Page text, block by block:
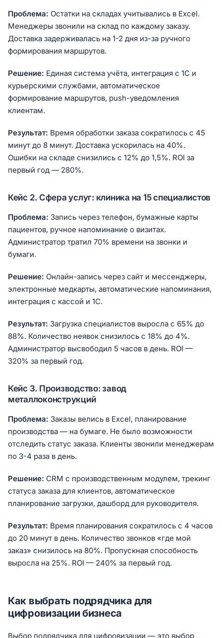
Проблема: Остатки на складах учитывались в Excel.
Менеджеры звонили на склад по каждому заказу.
Доставка задерживалась на 1-2 дня из-за ручного
формирования маршрутов.
Решение: Единая система учёта, интеграция с 1С и
курьерскими службами, автоматическое
формирование маршрутов, push-уведомления
клиентам.
Результат: Время обработки заказа сократилось с 45
минут до 8 минут. Доставка ускорилась на 40%.
Ошибки на складе снизились с 12% до 1,5%. ROI за
первый год — 280%.
Кейс 2. Сфера услуг: клиника на 15 специалистов
Проблема: Запись через телефон, бумажные карты
пациентов, ручное напоминание о визитах.
Администратор тратил 70% времени на звонки и
бумаги.
Решение: Онлайн-запись через сайт и мессенджеры,
электронные медкарты, автоматические напоминания,
интеграция с кассой и 1С.
Результат: Загрузка специалистов выросла с 65% до
88%. Количество неявок снизилось с 18% до 4%.
Администратор высвободил 5 часов в день. ROI —
320% за первый год.
Кейс 3. Производство: завод
металлоконструкций
Проблема: Заказы велись в Excel, планирование
производства — на бумаге. Не было возможности
отследить статус заказа. Клиенты звонили менеджерам
по 3-4 раза в день.
Решение: CRM с производственным модулем, трекинг
статуса заказа для клиентов, автоматическое
планирование загрузки, дашборд для руководителя.
Результат: Время планирования сократилось с 4 часов
до 20 минут в день. Количество звонков «где мой
заказ» снизилось на 80%. Пропускная способность
выросла на 25%. ROI — 240% за первый год.
Как выбрать подрядчика для
цифровизации бизнеса
Выбор подрядчика для цифровизации — это выбор